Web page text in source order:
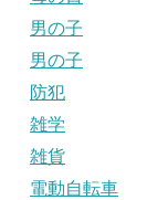
男の子
男の子
防犯
雑学
雑貨
電動自転車